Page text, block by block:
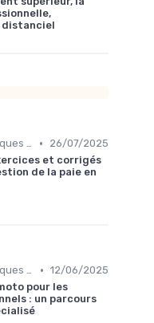
distanciel
Formations Techniques et Spécialisées •
26/07/2025
et corrigés
de la paie en
Formations Techniques et Spécialisées • 12/06/2025
pour les
: un parcours